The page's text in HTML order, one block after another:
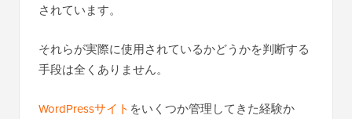
されています。
それらが実際に使用されているかどうかを判断する
手段は全くありません。
WordPressサイト をいくつか管理してきた経験か